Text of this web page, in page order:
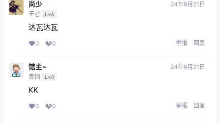
尚少
王者 Lv6
24年9月21日
达瓦达瓦
0 0 举报 回复
馆主~
青铜 Lv0
24年9月21日
KK
0 0 举报 回复